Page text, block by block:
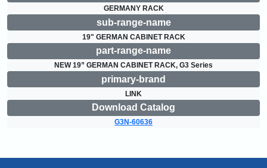
GERMANY RACK
sub-range-name
19" GERMAN CABINET RACK
part-range-name
NEW 19” GERMAN CABINET RACK, G3 Series
primary-brand
LINK
Download Catalog
G3N-60636